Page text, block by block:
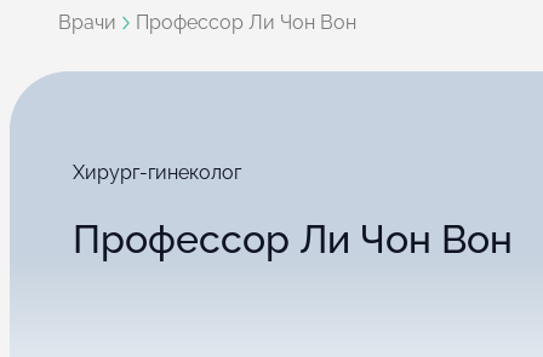
Врачи Профессор Ли Чон Вон
Хирург-гинеколог
Профессор Ли Чон Вон